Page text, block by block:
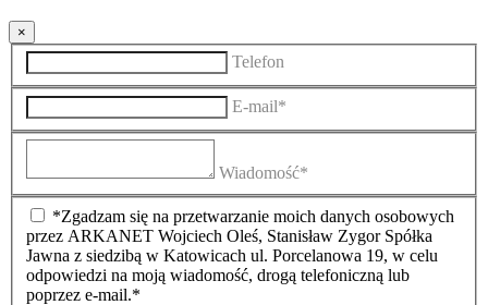
×
Telefon
E-mail*
Wiadomość*
*Zgadzam się na przetwarzanie moich danych osobowych
przez ARKANET Wojciech Oleś, Stanisław Zygor Spółka
Jawna z siedzibą w Katowicach ul. Porcelanowa 19, w celu
odpowiedzi na moją wiadomość, drogą telefoniczną lub
poprzez e-mail.*